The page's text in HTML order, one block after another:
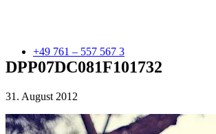
+49 761 – 557 567 3
myStory
DPP07DC081F101732
31. August 2012